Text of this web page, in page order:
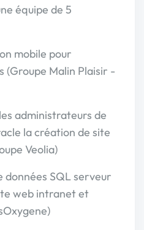
équipe de 5
mobile pour
(Groupe Malin Plaisir -
administrateurs de
la création de site
Veolia)
données SQL serveur
web intranet et